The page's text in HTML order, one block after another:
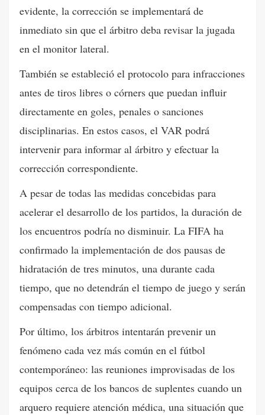
evidente, la corrección se implementará de
inmediato sin que el árbitro deba revisar la jugada
en el monitor lateral.
También se estableció el protocolo para infracciones
antes de tiros libres o córners que puedan influir
directamente en goles, penales o sanciones
disciplinarias. En estos casos, el VAR podrá
intervenir para informar al árbitro y efectuar la
corrección correspondiente.
A pesar de todas las medidas concebidas para
acelerar el desarrollo de los partidos, la duración de
los encuentros podría no disminuir. La FIFA ha
confirmado la implementación de dos pausas de
hidratación de tres minutos, una durante cada
tiempo, que no detendrán el tiempo de juego y serán
compensadas con tiempo adicional.
Por último, los árbitros intentarán prevenir un
fenómeno cada vez más común en el fútbol
contemporáneo: las reuniones improvisadas de los
equipos cerca de los bancos de suplentes cuando un
arquero requiere atención médica, una situación que